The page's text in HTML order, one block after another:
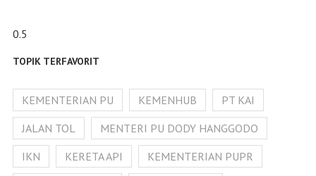
TOPIK TERFAVORIT
KEMENTERIAN PU KEMENHUB
PT KAI
JALAN TOL
MENTERI PU DODY HANGGODO
IKN
KERETA API
KEMENTERIAN PUPR